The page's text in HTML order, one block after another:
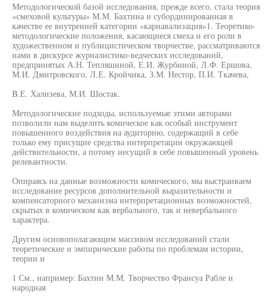
Методологической базой исследования, прежде всего, стала теория
«смеховой культуры» М.М. Бахтина и субординированная в
качестве ее внутренней категории «карнавализация»1. Теоретико-
методологические положения, касающиеся смеха и его роли в
художественном и публицистическом творчестве, рассматриваются
нами в дискурсе журналистико-ведческих исследований,
предпринятых А.Н. Тепляшиной, Е.И. Журбиной, Л.Ф. Ершова,
М.И. Дмитровского, Л.Е. Кройчика, З.М. Нестор, П.И. Ткачева,
B.Е. Хализева, М.И. Шостак.
Методологические подходы, используемые этими авторами
позволили нам выделить комическое как особый инструмент
повышенного воздействия на аудиторию, содержащий в себе
только ему присущие средства интерпретации окружающей
действительности, а потому несущий в себе повышенный уровень
релевантности.
Опираясь на данные возможности комического, мы выстраиваем
исследование ресурсов дополнительной выразительности и
компенсаторного механизма интерпретационных возможностей,
скрытых в комическом как вербального, так и невербального
характера.
Другим основополагающим массивом исследований стали
теоретические и эмпирические работы по проблемам истории,
теории и
1 См., например: Бахтин М.М. Творчество Франсуа Рабле и
народная